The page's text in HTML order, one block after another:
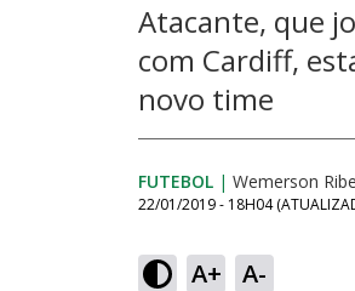
Atacante, que
com Cardiff,
novo time
FUTEBOL | Wemerson
22/01/2019 - 18H04
A+ A-